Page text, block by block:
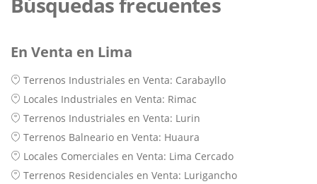
En Venta en Lima
Terrenos Industriales en Venta: Carabayllo
Locales Industriales en Venta: Rimac
Terrenos Industriales en Venta: Lurin
Terrenos Balneario en Venta: Huaura
Locales Comerciales en Venta: Lima Cercado
Terrenos Residenciales en Venta: Lurigancho